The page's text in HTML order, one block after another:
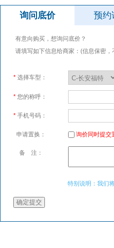
询问底价 预约
有意向购买，想询问底价？
请填写如下信息给商家：(信息保密，
* 选择车型：
* 您的称呼：
* 手机号码：
申请置换： 询价同时提交
备 注：
特别说明：我们